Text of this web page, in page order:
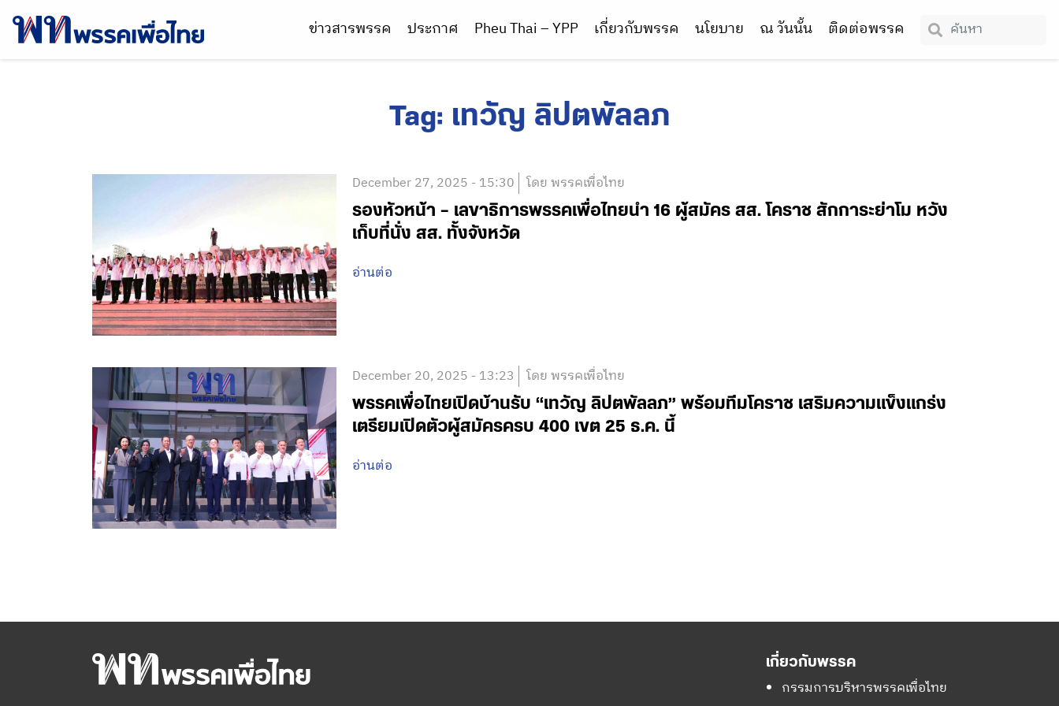
ข่าวสารพรรค ประกาศ Pheu Thai – YPP เกี่ยวกับพรรค นโยบาย ณ วันนั้น ติดต่อพรรค
Tag: เทวัญ ลิปตพัลลภ
December 27, 2025 - 15:30 โดย พรรคเพื่อไทย
รองหัวหน้า – เลขาธิการพรรคเพื่อไทยนำ 16 ผู้สมัคร สส. โคราช สักการะย่าโม หวัง
เก็บที่นั่ง สส. ทั้งจังหวัด
อ่านต่อ
December 20, 2025 - 13:23 โดย พรรคเพื่อไทย
พรรคเพื่อไทยเปิดบ้านรับ “เทวัญ ลิปตพัลลภ” พร้อมทีมโคราช เสริมความแข็งแกร่ง
เตรียมเปิดตัวผู้สมัครครบ 400 เขต 25 ธ.ค. นี้
อ่านต่อ
เกี่ยวกับพรรค
กรรมการบริหารพรรคเพื่อไทย